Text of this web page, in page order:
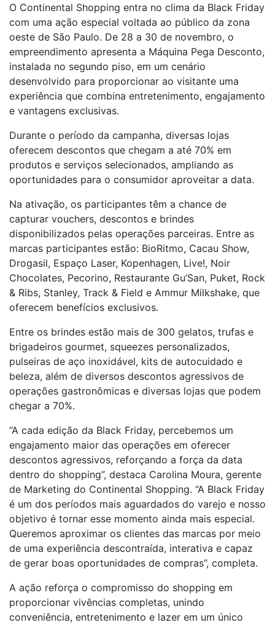
O Continental Shopping entra no clima da Black Friday
com uma ação especial voltada ao público da zona
oeste de São Paulo. De 28 a 30 de novembro, o
empreendimento apresenta a Máquina Pega Desconto,
instalada no segundo piso, em um cenário
desenvolvido para proporcionar ao visitante uma
experiência que combina entretenimento, engajamento
e vantagens exclusivas.
Durante o período da campanha, diversas lojas
oferecem descontos que chegam a até 70% em
produtos e serviços selecionados, ampliando as
oportunidades para o consumidor aproveitar a data.
Na ativação, os participantes têm a chance de
capturar vouchers, descontos e brindes
disponibilizados pelas operações parceiras. Entre as
marcas participantes estão: BioRitmo, Cacau Show,
Drogasil, Espaço Laser, Kopenhagen, Live!, Noir
Chocolates, Pecorino, Restaurante Gu’San, Puket, Rock
& Ribs, Stanley, Track & Field e Ammur Milkshake, que
oferecem benefícios exclusivos.
Entre os brindes estão mais de 300 gelatos, trufas e
brigadeiros gourmet, squeezes personalizados,
pulseiras de aço inoxidável, kits de autocuidado e
beleza, além de diversos descontos agressivos de
operações gastronômicas e diversas lojas que podem
chegar a 70%.
“A cada edição da Black Friday, percebemos um
engajamento maior das operações em oferecer
descontos agressivos, reforçando a força da data
dentro do shopping”, destaca Carolina Moura, gerente
de Marketing do Continental Shopping. “A Black Friday
é um dos períodos mais aguardados do varejo e nosso
objetivo é tornar esse momento ainda mais especial.
Queremos aproximar os clientes das marcas por meio
de uma experiência descontraída, interativa e capaz
de gerar boas oportunidades de compras”, completa.
A ação reforça o compromisso do shopping em
proporcionar vivências completas, unindo
conveniência, entretenimento e lazer em um único